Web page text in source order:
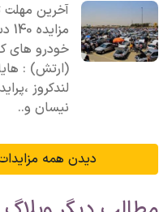
آخرین مهلت
خودرو های
(ارتش) :
لندکروز
نیسان و..
دیدن همه